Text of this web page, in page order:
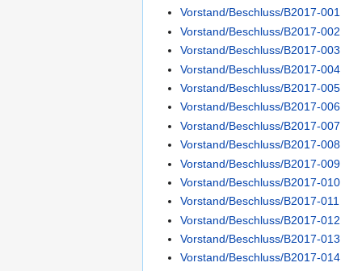
Vorstand/Beschluss/B2017-001
Vorstand/Beschluss/B2017-002
Vorstand/Beschluss/B2017-003
Vorstand/Beschluss/B2017-004
Vorstand/Beschluss/B2017-005
Vorstand/Beschluss/B2017-006
Vorstand/Beschluss/B2017-007
Vorstand/Beschluss/B2017-008
Vorstand/Beschluss/B2017-009
Vorstand/Beschluss/B2017-010
Vorstand/Beschluss/B2017-011
Vorstand/Beschluss/B2017-012
Vorstand/Beschluss/B2017-013
Vorstand/Beschluss/B2017-014